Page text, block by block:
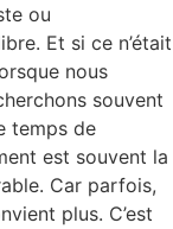
ou
Et si ce n’était
nous
souvent
temps de
est souvent la
Car parfois,
plus. C’est